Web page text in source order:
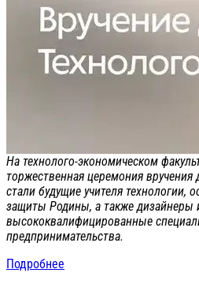
На технолого-экономическом
торжественная церемония
стали будущие учителя технологии,
защиты Родины, а также дизайнеры
высококвалифицированные
предпринимательства.
Подробнее